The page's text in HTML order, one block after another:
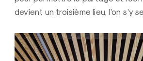
devient un troisième lieu, l’on s’y